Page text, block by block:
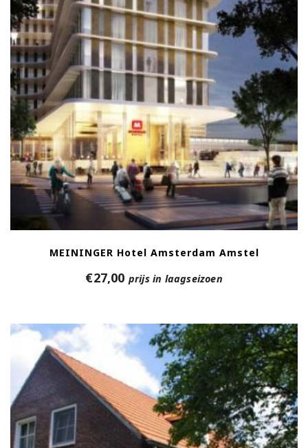
MEININGER Hotel Amsterdam Amstel
€27,00 prijs in laagseizoen